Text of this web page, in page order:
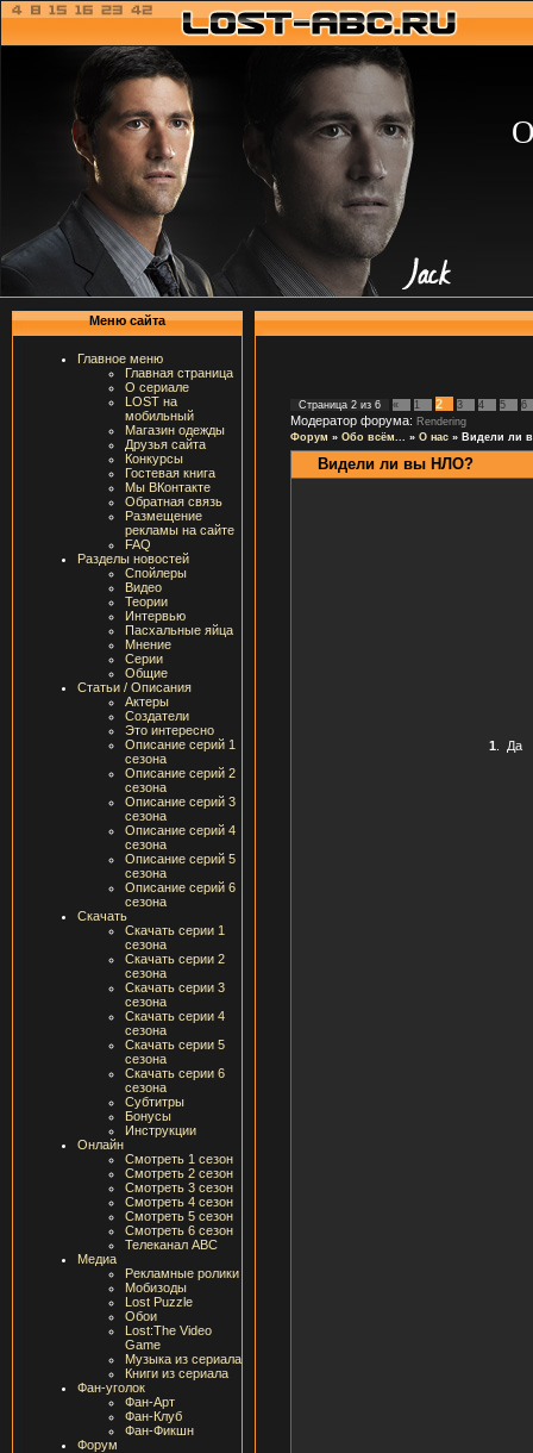
Меню сайта
Главное меню
Главная страница
О сериале
LOST на
мобильный
Магазин одежды
Друзья сайта
Конкурсы
Гостевая книга
Мы ВКонтакте
Обратная связь
Размещение
рекламы на сайте
FAQ
Разделы новостей
Спойлеры
Видео
Теории
Интервью
Пасхальные яйца
Мнение
Серии
Общие
Статьи / Описания
Актеры
Создатели
Это интересно
Описание серий 1
сезона
Описание серий 2
сезона
Описание серий 3
сезона
Описание серий 4
сезона
Описание серий 5
сезона
Описание серий 6
сезона
Скачать
Скачать серии 1
сезона
Скачать серии 2
сезона
Скачать серии 3
сезона
Скачать серии 4
сезона
Скачать серии 5
сезона
Скачать серии 6
сезона
Субтитры
Бонусы
Инструкции
Онлайн
Смотреть 1 сезон
Смотреть 2 сезон
Смотреть 3 сезон
Смотреть 4 сезон
Смотреть 5 сезон
Смотреть 6 сезон
Телеканал ABC
Медиа
Рекламные ролики
Мобизоды
Lost Puzzle
Обои
Lost:The Video
Game
Музыка из сериала
Книги из сериала
Фан-уголок
Фан-Арт
Фан-Клуб
Фан-Фикшн
Форум
Страница 2 из 6 « 1 2 3 4 5 6
Модератор форума: Rendering
Форум » Обо всём... » О нас » Видели ли
Видели ли вы НЛО?
1 Да